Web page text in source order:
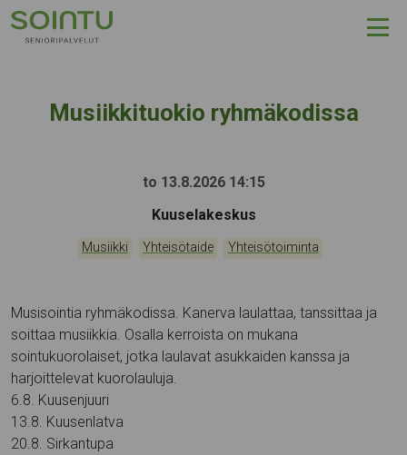
Hyppää sisältöön
Musiikkituokio ryhmäkodissa
to 13.8.2026 14:15
Tapahtumapaikka:
Kuuselakeskus
Kategoriat:
Musiikki Yhteisötaide Yhteisötoiminta
Musisointia ryhmäkodissa. Kanerva laulattaa, tanssittaa ja
soittaa musiikkia. Osalla kerroista on mukana
sointukuorolaiset, jotka laulavat asukkaiden kanssa ja
harjoittelevat kuorolauluja.
6.8. Kuusenjuuri
13.8. Kuusenlatva
20.8. Sirkantupa